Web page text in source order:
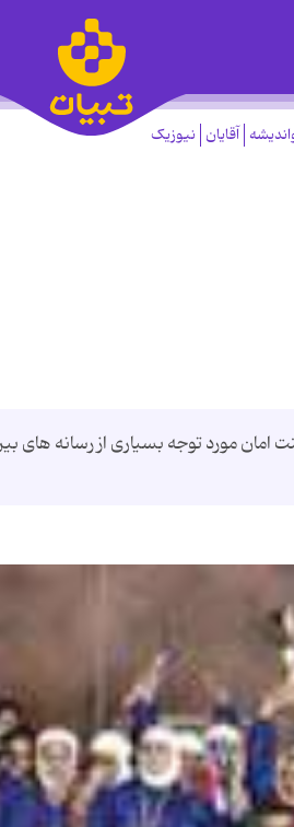
آقایان نیوزیک
امان مورد توجه بسیاری از رسانه های